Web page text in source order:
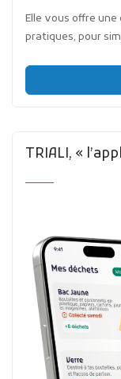
Elle vous offre
pratiques, pour
TRIALI, «